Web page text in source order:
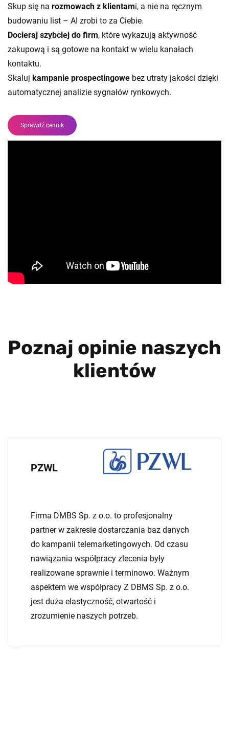
Skup się na rozmowach z klientami, a nie na ręcznym
budowaniu list – AI zrobi to za Ciebie.
Docieraj szybciej do firm, które wykazują aktywność
zakupową i są gotowe na kontakt w wielu kanałach
kontaktu.
Skaluj kampanie prospectingowe bez utraty jakości dzięki
automatycznej analizie sygnałów rynkowych.
Sprawdź cennik
Poznaj opinie naszych
klientów
PZWL
Firma DMBS Sp. z o.o. to profesjonalny
partner w zakresie dostarczania baz danych
do kampanii telemarketingowych. Od czasu
nawiązania współpracy zlecenia były
realizowane sprawnie i terminowo. Ważnym
aspektem we współpracy Z DBMS Sp. z o.o.
jest duża elastyczność, otwartość i
zrozumienie naszych potrzeb.